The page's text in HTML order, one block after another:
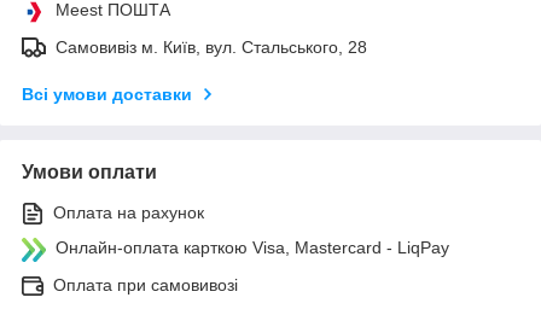
Meest ПОШТА
Самовивіз м. Київ, вул. Стальського, 28
Всі умови доставки
Умови оплати
Оплата на рахунок
Онлайн-оплата карткою Visa, Mastercard - LiqPay
Оплата при самовивозі